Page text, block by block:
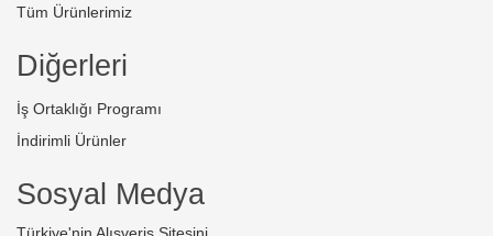
Tüm Ürünlerimiz
Diğerleri
İş Ortaklığı Programı
İndirimli Ürünler
Sosyal Medya